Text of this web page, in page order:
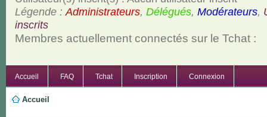
Légende : Administrateurs, Délégués, Modérateurs,
inscrits
Membres actuellement connectés sur le Tchat :
Accueil FAQ Tchat Inscription Connexion
Accueil